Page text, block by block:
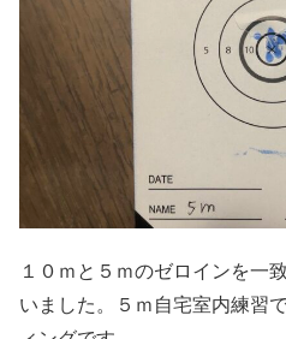
１０ｍと５ｍのゼロインを一
いました。５ｍ自宅室内練習